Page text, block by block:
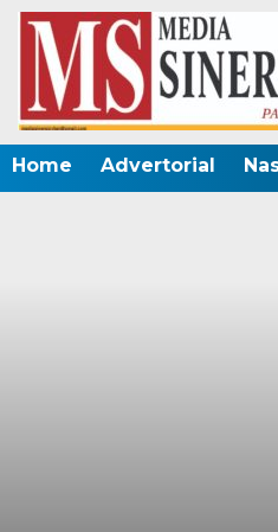
Home Advertorial